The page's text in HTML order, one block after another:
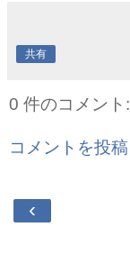
共有
0 件のコメント:
コメントを投稿
‹